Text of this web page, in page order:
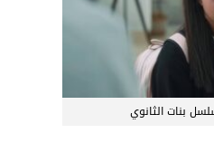
بنات الثانوي